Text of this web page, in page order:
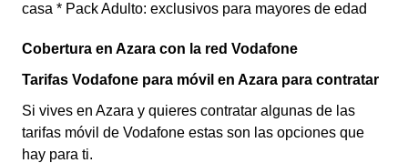
casa * Pack Adulto: exclusivos para mayores de edad
Cobertura en Azara con la red Vodafone
Tarifas Vodafone para móvil en Azara para contratar
Si vives en Azara y quieres contratar algunas de las
tarifas móvil de Vodafone estas son las opciones que
hay para ti.